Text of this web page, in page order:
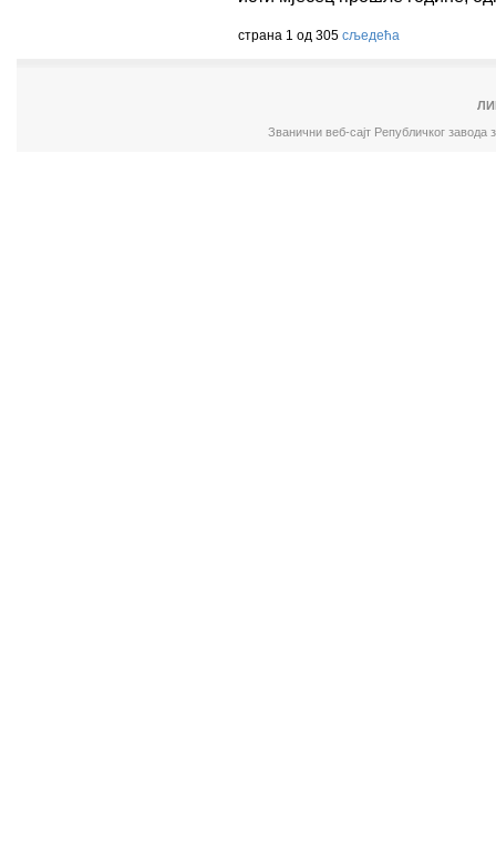
страна 1 од 305 сљедећа
Званични веб-сајт Републичког